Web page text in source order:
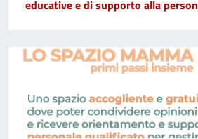
educative e di supporto alla